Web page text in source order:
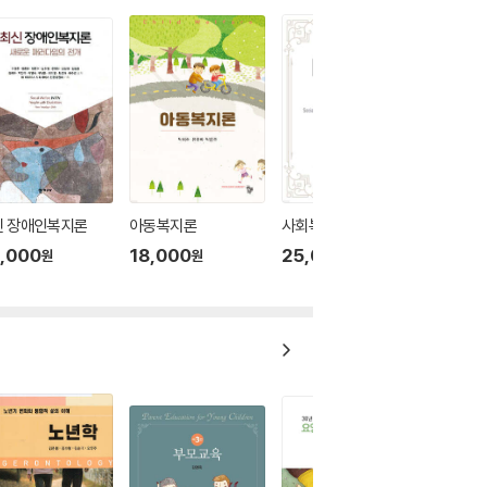
장애인복지론
원
아동복지론
18,000원
사회복지 법제와 실천
25,000